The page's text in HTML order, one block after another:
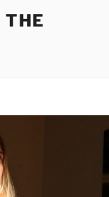
THE